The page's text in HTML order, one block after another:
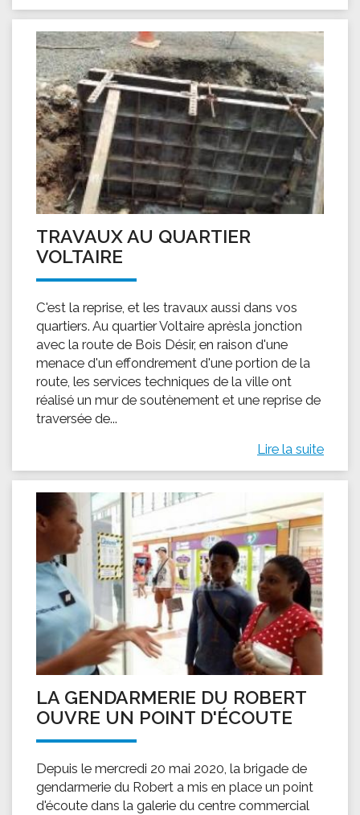
TRAVAUX AU QUARTIER
VOLTAIRE
C'est la reprise, et les travaux aussi dans vos
quartiers. Au quartier Voltaire aprèsla jonction
avec la route de Bois Désir, en raison d'une
menace d'un effondrement d'une portion de la
route, les services techniques de la ville ont
réalisé un mur de soutènement et une reprise de
traversée de...
Lire la suite
LA GENDARMERIE DU ROBERT
OUVRE UN POINT D'ÉCOUTE
Depuis le mercredi 20 mai 2020, la brigade de
gendarmerie du Robert a mis en place un point
d'écoute dans la galerie du centre commercial